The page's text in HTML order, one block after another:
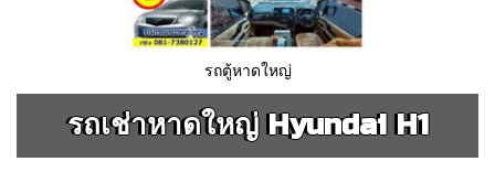
รถตู้หาดใหญ่
รถเช่าหาดใหญ่ Hyundai H1